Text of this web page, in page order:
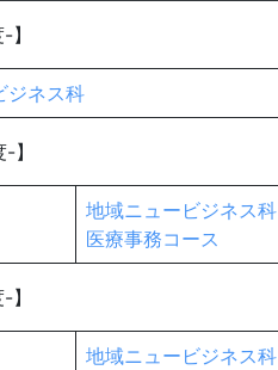
ジネス科
地域ニュービジネス科
医療事務コース
地域ニュービジネス科